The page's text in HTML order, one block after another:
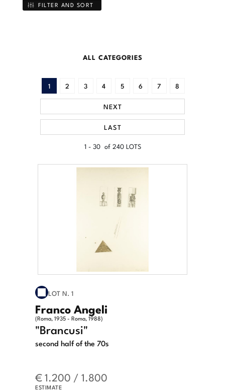
FILTER AND SORT
ALL CATEGORIES
1 - 30 of 240 LOTS
1 2 3 4 5 6 7 8
NEXT
LAST
LOT N. 1
Franco Angeli
(Roma, 1935 - Roma, 1988)
"Brancusi"
second half of the 70s
€ 1.200 / 1.800
ESTIMATE